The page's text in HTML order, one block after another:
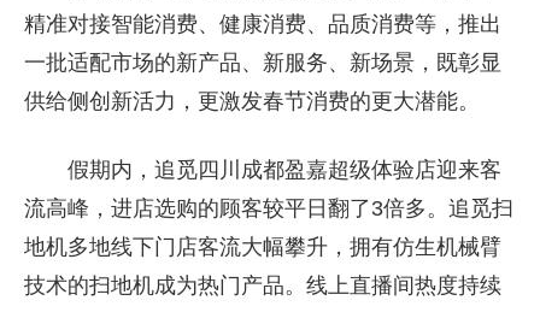
精准对接智能消费、健康消费、品质消费等，推出
一批适配市场的新产品、新服务、新场景，既彰显
供给侧创新活力，更激发春节消费的更大潜能。
假期内，追觅四川成都盈嘉超级体验店迎来客
流高峰，进店选购的顾客较平日翻了3倍多。追觅扫
地机多地线下门店客流大幅攀升，拥有仿生机械臂
技术的扫地机成为热门产品。线上直播间热度持续